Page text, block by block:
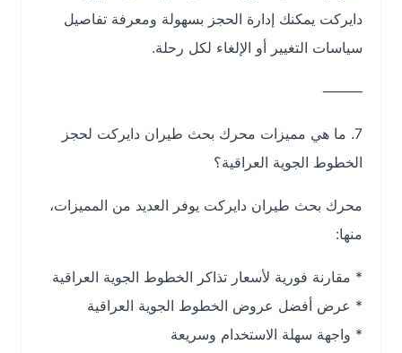
دايركت يمكنك إدارة الحجز بسهولة ومعرفة تفاصيل
سياسات التغيير أو الإلغاء لكل رحلة.
⸻
7. ما هي مميزات محرك بحث طيران دايركت لحجز
الخطوط الجوية العراقية؟
محرك بحث طيران دايركت يوفر العديد من المميزات،
* مقارنة فورية لأسعار تذاكر الخطوط الجوية العراقية
* عرض أفضل عروض الخطوط الجوية العراقية
* واجهة سهلة الاستخدام وسريعة